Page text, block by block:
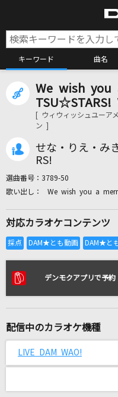
キーワード 曲名
カ
リアルタイム
Sparkling Daydream
ZAQ
Yunomi
We wish you
TSU☆STARS!
[ ウィウィッシュユーア
ン ]
せな・りえ・み
RS!
選曲番号： 3789-50
We wish you a
対応カラオケコンテンツ
デンモクアプリで予約
配信中のカラオケ機種
LIVE DAM WAO!